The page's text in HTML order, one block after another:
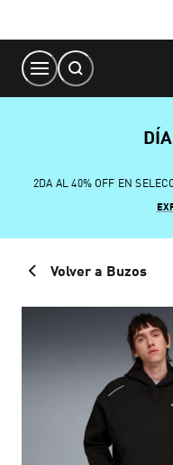
Content
2DA AL 40% OFF EN
Volver a Buzos